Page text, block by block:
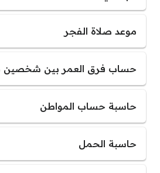
موعد صلاة الفجر
حساب فرق العمر بين شخصين
حاسبة حساب المواطن
حاسبة الحمل